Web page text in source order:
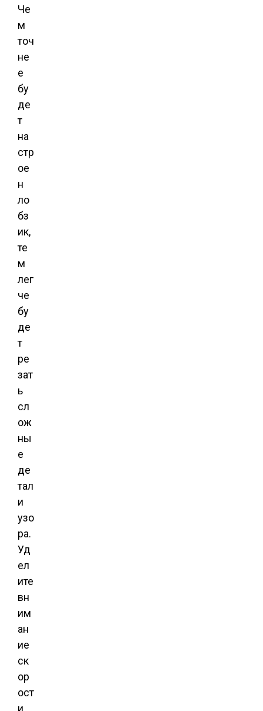
Че
м
точ
не
е
бу
де
т
на
стр
ое
н
ло
бз
ик,
те
м
лег
че
бу
де
т
ре
зат
ь
сл
ож
ны
е
де
тал
и
узо
ра.
Уд
ел
ите
вн
им
ан
ие
ск
ор
ост
и